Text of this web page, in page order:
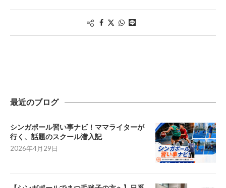
最近のブログ
シンガポール習い事ナビ！ママライターが
行く、話題のスクール潜入記
2026年4月29日